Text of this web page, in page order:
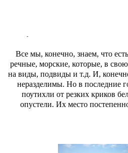
Все мы, конечно, знаем, что
речные, морские, которые, в
на виды, подвиды и т.д. И,
неразделимы. Но в последние
поутихли от резких криков
опустели. Их место